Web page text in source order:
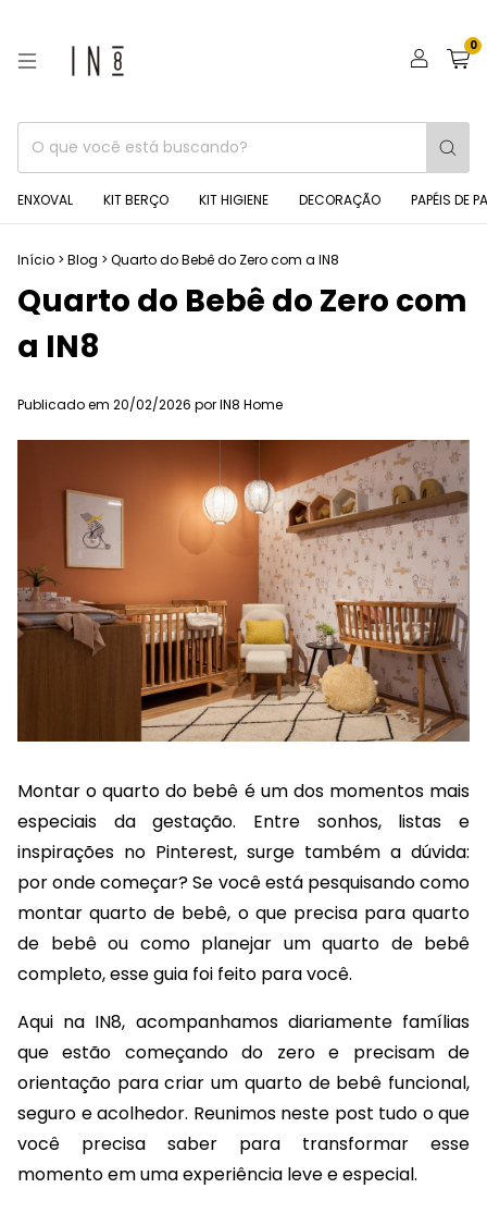
0
ENXOVAL KIT BERÇO KIT HIGIENE DECORAÇÃO PAPÉIS DE
Início > Blog > Quarto do Bebê do Zero com a IN8
Quarto do Bebê do Zero com
a IN8
Publicado em 20/02/2026 por IN8 Home
Montar o quarto do bebê é um dos momentos mais
especiais da gestação. Entre sonhos, listas e
inspirações no Pinterest, surge também a dúvida:
por onde começar? Se você está pesquisando como
montar quarto de bebê, o que precisa para quarto
de bebê ou como planejar um quarto de bebê
completo, esse guia foi feito para você.
Aqui na IN8, acompanhamos diariamente famílias
que estão começando do zero e precisam de
orientação para criar um quarto de bebê funcional,
seguro e acolhedor. Reunimos neste post tudo o que
você precisa saber para transformar esse
momento em uma experiência leve e especial.